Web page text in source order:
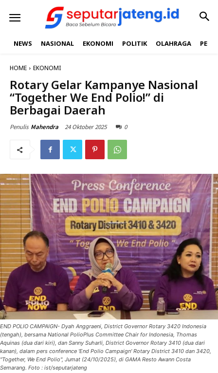
NEWS NASIONAL EKONOMI POLITIK OLAHRAGA
HOME EKONOMI
Rotary Gelar Kampanye Nasional
“Together We End Polio!” di
Berbagai Daerah
Penulis Mahendra 24 Oktober 2025 0
END POLIO CAMPAIGN- Dyah Anggraeni, District Governor Rotary 3420 Indonesia
(tengah), bersama National PolioPlus Committee Chair for Indonesia, Thomas
Aquinas (dua dari kiri), dan Sanny Suharli, District Governor Rotary 3410 (dua dari
kanan), dalam pers conference 'End Polio Campaign' Rotary District 3410 dan 3420,
"Together, We End Polio", Jumat (24/10/2025), di GAMA Resto Awann Costa
Semarang. Foto : ist/seputarjateng